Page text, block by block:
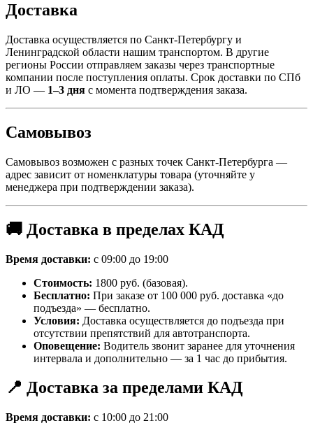
Доставка
Доставка осуществляется по Санкт-Петербургу и
Ленинградской области нашим транспортом. В другие
регионы России отправляем заказы через транспортные
компании после поступления оплаты. Срок доставки по СПб
и ЛО — 1–3 дня с момента подтверждения заказа.
Самовывоз
Самовывоз возможен с разных точек Санкт-Петербурга —
адрес зависит от номенклатуры товара (уточняйте у
менеджера при подтверждении заказа).
🚚 Доставка в пределах КАД
Время доставки: с 09:00 до 19:00
Стоимость: 1800 руб. (базовая).
Бесплатно: При заказе от 100 000 руб. доставка «до
подъезда» — бесплатно.
Условия: Доставка осуществляется до подъезда при
отсутствии препятствий для автотранспорта.
Оповещение: Водитель звонит заранее для уточнения
интервала и дополнительно — за 1 час до прибытия.
📍 Доставка за пределами КАД
Время доставки: с 10:00 до 21:00